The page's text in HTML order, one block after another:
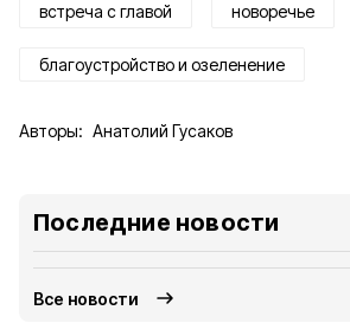
встреча с главой новоречье
благоустройство и озеленение
Авторы: Анатолий Гусаков
Последние новости
Все новости